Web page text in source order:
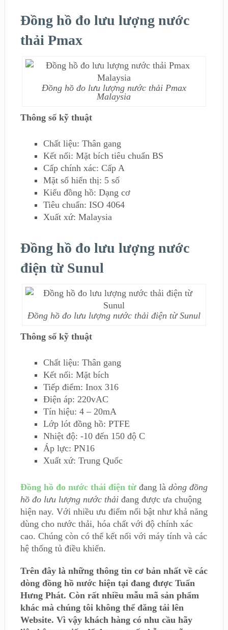
Đồng hồ đo lưu lượng nước
thải Pmax
Đồng hồ đo lưu lượng nước thải Pmax
Malaysia
Thông số kỹ thuật
Chất liệu: Thân gang
Kết nối: Mặt bích tiêu chuẩn BS
Cấp chính xác: Cấp A
Mặt số hiển thị: 5 số
Kiểu đồng hồ: Dạng cơ
Tiêu chuẩn: ISO 4064
Xuất xứ: Malaysia
Đồng hồ đo lưu lượng nước
điện từ Sunul
Đồng hồ đo lưu lượng nước thải điện từ Sunul
Thông số kỹ thuật
Chất liệu: Thân gang
Kết nối: Mặt bích
Tiếp điểm: Inox 316
Điện áp: 220vAC
Tín hiệu: 4 – 20mA
Lớp lót đồng hồ: PTFE
Nhiệt độ: -10 đến 150 độ C
Áp lực: PN16
Xuất xứ: Trung Quốc
Đồng hồ đo nước thải điện từđang là dòng đồng
hồ đo lưu lượng nước thảiđang được ưa chuộng
hiện nay. Với nhiều ưu điểm nổi bật như khả năng
dùng cho nước thải, hóa chất với độ chính xác
cao. Chúng còn có thể kết nối với máy tính và các
hệ thống tủ điều khiển.
Trên đây là những thông tin cơ bản nhất về các
dòng đồng hồ nước hiện tại đang được Tuấn
Hưng Phát. Còn rất nhiều mẫu mã sản phẩm
khác mà chúng tôi không thể đăng tải lên
Website. Vì vậy khách hàng có nhu cầu hãy